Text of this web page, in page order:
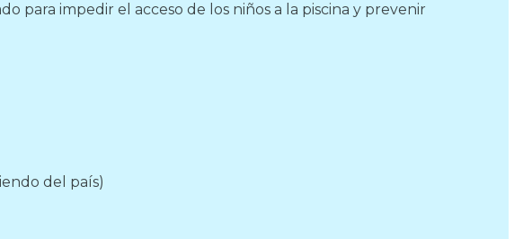
para impedir el acceso de los niños a la piscina y prevenir
del país)